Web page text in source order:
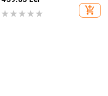
Home Theatre Media Player Video
add_shopping_cart